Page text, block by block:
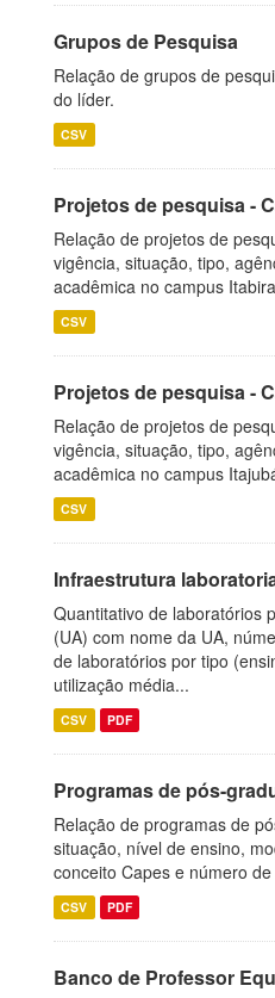
Grupos de Pesquisa
Relação de grupos de
do líder.
CSV
Projetos de pesquisa -
Relação de projetos de
vigência, situação, tipo,
acadêmica no campus
CSV
Projetos de pesquisa -
Relação de projetos de
vigência, situação, tipo,
acadêmica no campus
CSV
Infraestrutura
Quantitativo de laboratórios
(UA) com nome da UA,
de laboratórios por tipo
utilização média...
CSV PDF
Programas de pós-
Relação de programas de
situação, nível de ensino,
conceito Capes e número
CSV PDF
Banco de Professor